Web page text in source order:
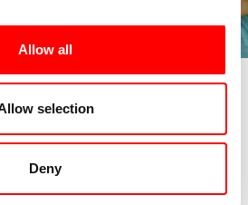
Allow all
selection
Deny
1981) è operatore e
alla produzione di
(cortometraggi,